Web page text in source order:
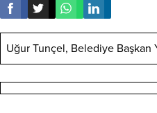
Uğur Tunçel, Belediye Başkan